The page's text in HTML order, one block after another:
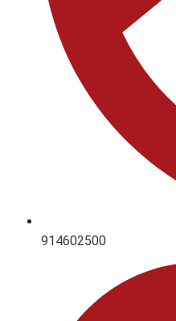
914602500